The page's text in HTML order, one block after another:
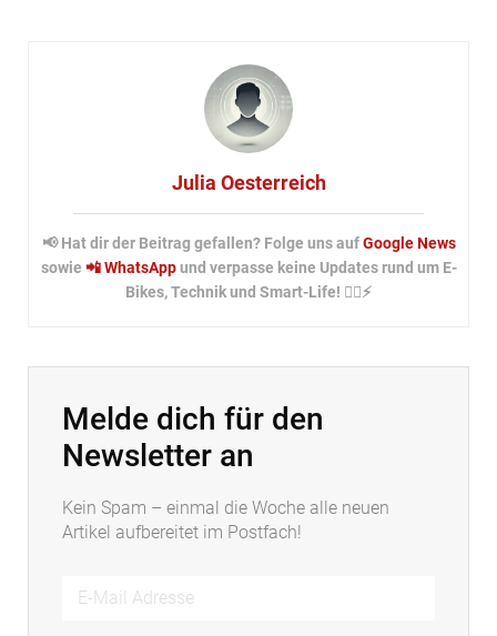
Julia Oesterreich
📢 Hat dir der Beitrag gefallen? Folge uns aufGoogle News
sowie 📲 WhatsAppund verpasse keine Updates rund um E-
Bikes, Technik und Smart-Life! 🚴‍♂️⚡
Melde dich für den
Newsletter an
Kein Spam – einmal die Woche alle neuen
Artikel aufbereitet im Postfach!